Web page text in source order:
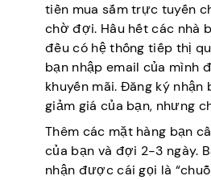
tiền mua sắm trực tuyến
chờ đợi. Hầu hết các nhà
đều có hệ thống tiếp thị
bạn nhập email của mình
khuyến mãi. Đăng ký nhận
giảm giá của bạn, nhưng
Thêm các mặt hàng bạn
của bạn và đợi 2-3 ngày.
nhận được cái gọi là